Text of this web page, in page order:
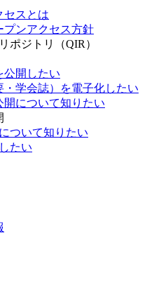
セスとは
プンアクセス方針
ポジトリ（QIR）
公開したい
・学会誌）を電子化したい
開について知りたい
ついて知りたい
たい